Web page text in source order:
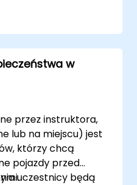
i ruch sieciowy.
w
przez instruktora,
lub na miejscu) jest
którzy chcą
pojazdy przed
uczestnicy będą